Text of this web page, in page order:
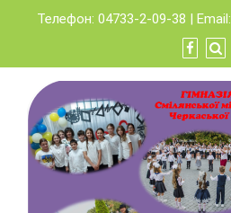
content
Телефон: 04733-2-09-38 | Email: